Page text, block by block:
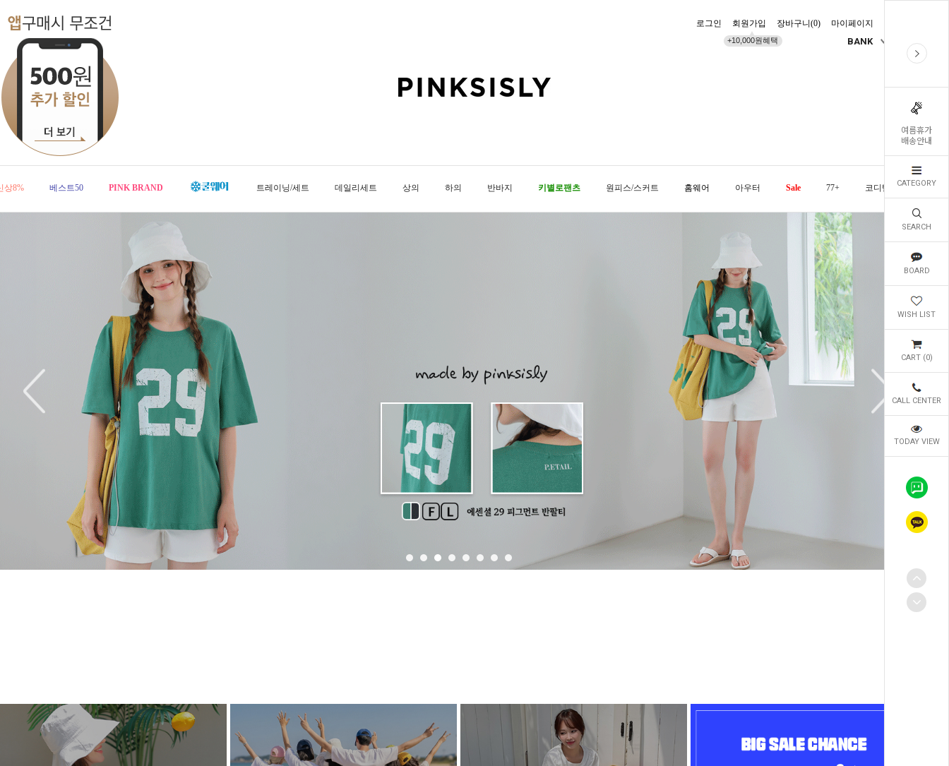
여름휴가
배송안내
CATEGORY
SEARCH
BOARD
WISH LIST
CART (0)
CALL CENTER
TODAY VIEW
로그인 회원가입
+10,000원혜택
장바구니(0) 마이페이지
BANK
상8% 베스트50 PINK BRAND 트레이닝/세트 데일리세트 상의 하의 반바지 키별로팬츠 원피스/스커트 홈웨어 아우터 Sale 77+ 코디템 오늘발송